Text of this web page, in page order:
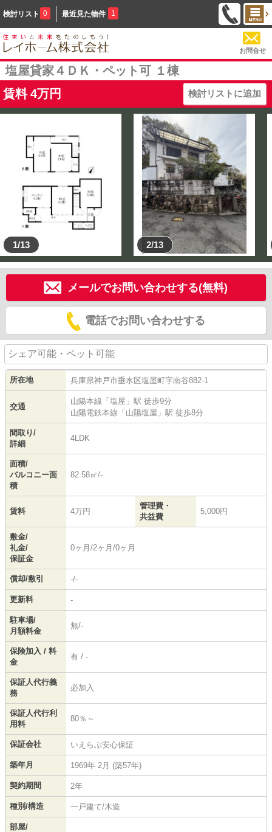
検討リスト 0 最近見た物件 1
お問合せ
塩屋貸家４ＤＫ・ペット可 １棟
賃料 4万円 検討リストに追加
1/13 2/13
メールでお問い合わせする(無料)
電話でお問い合わせする
シェア可能・ペット可能
所在地 兵庫県神戸市垂水区塩屋町字南谷882-1
交通
山陽本線 「 塩屋 」駅 徒歩9分
山陽電鉄本線 「 山陽塩屋 」駅 徒歩8分
間取り/
詳細
4LDK
面積/
バルコニー面
積
82.58㎡/-
賃料 4万円
管理費・
共益費
5,000円
敷金/
礼金/
保証金
0ヶ月/2ヶ月/0ヶ月
償却/敷引 -/-
更新料 -
駐車場/
月額料金
無/-
保険加入 / 料
金
有 / -
保証人代行義
務
必加入
保証人代行利
用料
80％～
保証会社 いえらぶ安心保証
築年月 1969年 2月 (築57年)
契約期間 2年
種別/構造 一戸建て/木造
部屋/